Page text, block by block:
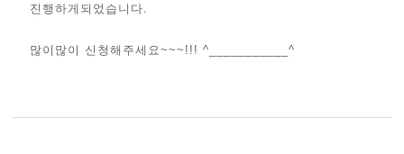
진행하게되었습니다.
많이많이 신청해주세요~~~!!! ^___________^